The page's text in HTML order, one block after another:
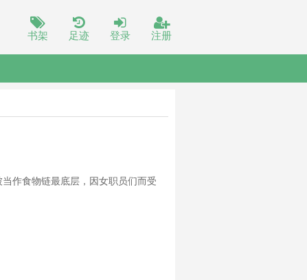
书架 足迹 登录 注册
作食物链最底层，因女职员们而受